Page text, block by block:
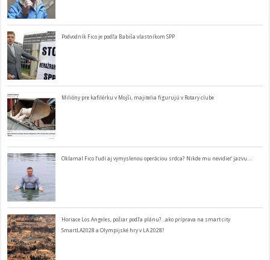
Podvodník Fico je podľa Babiša vlastníkom SPP
Milióny pre kafilérku v Mojši, majitelia figurujú v Rotary clube
Oklamal Fico ľudí aj vymyslenou operáciou srdca? Nikde mu nevidieť jazvu…
Horiace Los Angeles, požiar podľa plánu? ..ako príprava na smart city
SmartLA2028 a Olympijské hry v LA 2028?